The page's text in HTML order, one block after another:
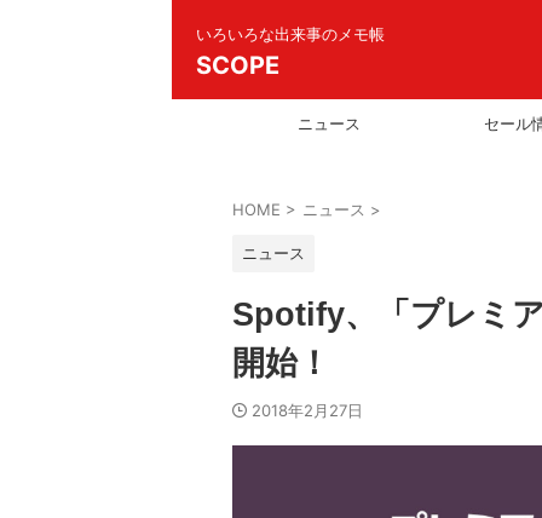
いろいろな出来事のメモ帳
SCOPE
ニュース セール
HOME > ニュース >
ニュース
Spotify、「プレミ
開始！
2018年2月27日